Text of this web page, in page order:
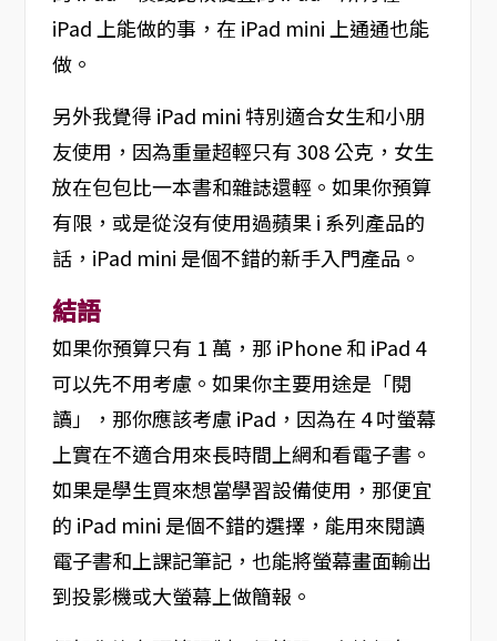
iPad 上能做的事，在 iPad mini 上通通也能
做。
另外我覺得 iPad mini 特別適合女生和小朋
友使用，因為重量超輕只有 308 公克，女生
放在包包比一本書和雜誌還輕。如果你預算
有限，或是從沒有使用過蘋果 i 系列產品的
話，iPad mini 是個不錯的新手入門產品。
結語
如果你預算只有 1 萬，那 iPhone 和 iPad 4
可以先不用考慮。如果你主要用途是「閱
讀」，那你應該考慮 iPad，因為在 4 吋螢幕
上實在不適合用來長時間上網和看電子書。
如果是學生買來想當學習設備使用，那便宜
的 iPad mini 是個不錯的選擇，能用來閱讀
電子書和上課記筆記，也能將螢幕畫面輸出
到投影機或大螢幕上做簡報。